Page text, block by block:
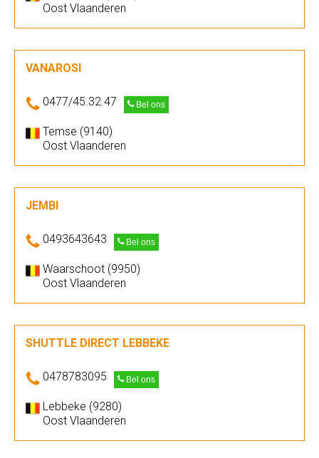
Oost Vlaanderen
VANAROSI
0477/45.32.47 Bel ons
Temse (9140)
Oost Vlaanderen
JEMBI
0493643643 Bel ons
Waarschoot (9950)
Oost Vlaanderen
SHUTTLE DIRECT LEBBEKE
0478783095 Bel ons
Lebbeke (9280)
Oost Vlaanderen